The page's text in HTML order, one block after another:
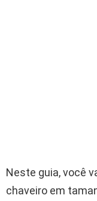
Neste guia, você
chaveiro em